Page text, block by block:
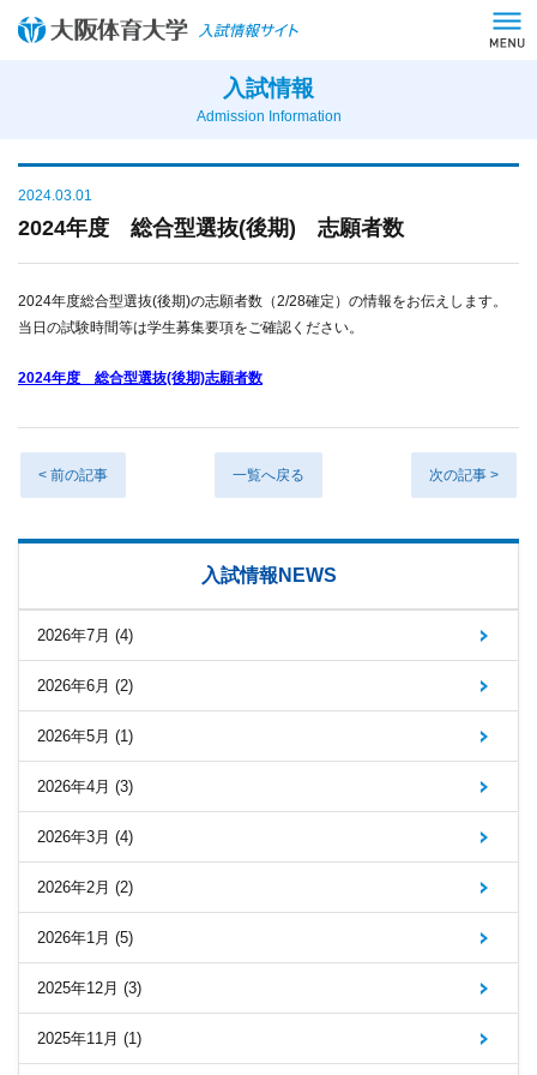
入試情報
Admission Information
2024.03.01
2024年度 総合型選抜(後期) 志願者数
2024年度総合型選抜(後期)の志願者数（2/28確定）の情報をお伝えします。
当日の試験時間等は学生募集要項をご確認ください。
2024年度 総合型選抜(後期)志願者数
< 前の記事 次の記事 >
一覧へ戻る
入試情報NEWS
2026年7月 (4)
2026年6月 (2)
2026年5月 (1)
2026年4月 (3)
2026年3月 (4)
2026年2月 (2)
2026年1月 (5)
2025年12月 (3)
2025年11月 (1)